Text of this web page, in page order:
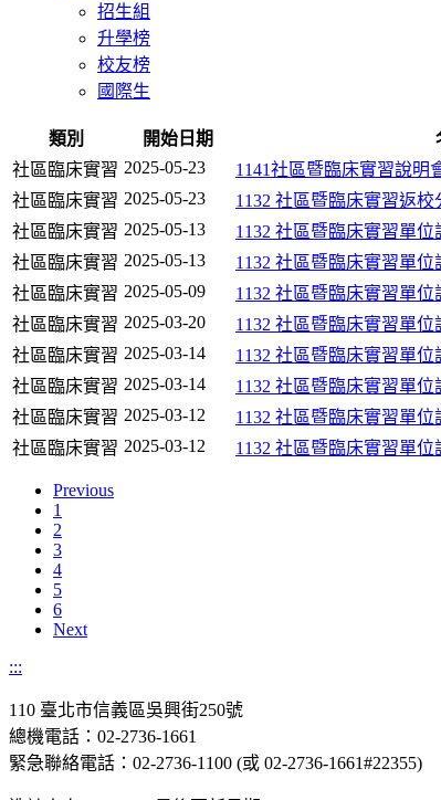
招生組
升學榜
校友榜
國際生
類別 開始日期
社區臨床實習 2025-05-23 1141社區暨臨床實習說明
社區臨床實習 2025-05-23 1132 社區暨臨床實習返校
社區臨床實習 2025-05-13 1132 社區暨臨床實習單
社區臨床實習 2025-05-13 1132 社區暨臨床實習單
社區臨床實習 2025-05-09 1132 社區暨臨床實習單
社區臨床實習 2025-03-20 1132 社區暨臨床實習單
社區臨床實習 2025-03-14 1132 社區暨臨床實習單
社區臨床實習 2025-03-14 1132 社區暨臨床實習單
社區臨床實習 2025-03-12 1132 社區暨臨床實習單
社區臨床實習 2025-03-12 1132 社區暨臨床實習單
Previous
1
2
3
4
5
6
Next
:::
110 臺北市信義區吳興街250號
總機電話：02-2736-1661
緊急聯絡電話：02-2736-1100 (或 02-2736-1661#22355)